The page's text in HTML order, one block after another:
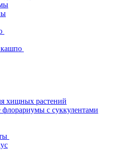
хищных растений
флорариумы с суккулентами